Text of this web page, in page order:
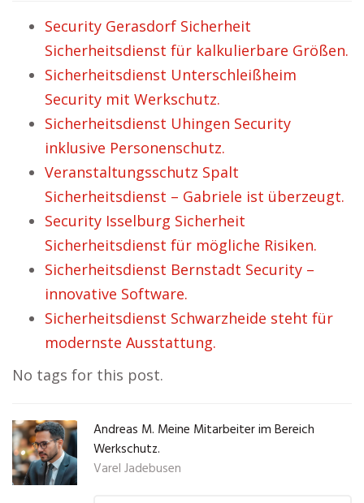
Security Gerasdorf Sicherheit
Sicherheitsdienst für kalkulierbare Größen.
Sicherheitsdienst Unterschleißheim
Security mit Werkschutz.
Sicherheitsdienst Uhingen Security
inklusive Personenschutz.
Veranstaltungsschutz Spalt
Sicherheitsdienst – Gabriele ist überzeugt.
Security Isselburg Sicherheit
Sicherheitsdienst für mögliche Risiken.
Sicherheitsdienst Bernstadt Security –
innovative Software.
Sicherheitsdienst Schwarzheide steht für
modernste Ausstattung.
No tags for this post.
Andreas M. Meine Mitarbeiter im Bereich
Werkschutz.
Varel Jadebusen